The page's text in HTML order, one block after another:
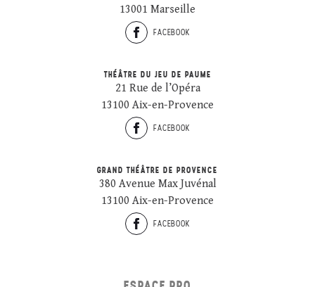
13001 Marseille
FACEBOOK
THÉÂTRE DU JEU DE PAUME
21 Rue de l’Opéra
13100 Aix-en-Provence
FACEBOOK
GRAND THÉÂTRE DE PROVENCE
380 Avenue Max Juvénal
13100 Aix-en-Provence
FACEBOOK